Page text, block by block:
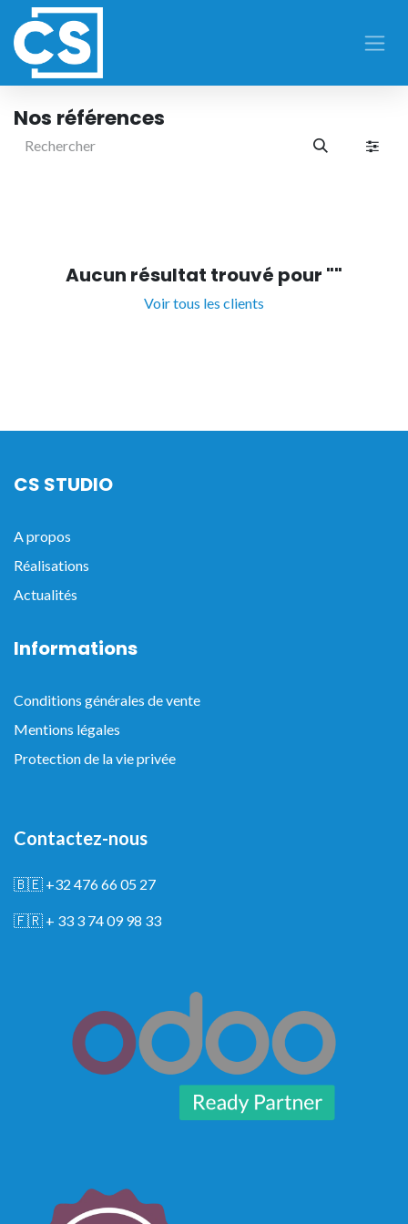
Se rendre au contenu
Nos références
Aucun résultat trouvé pour ""
Voir tous les clients
CS STUDIO
A propos
Réalisations
Actualités
Informations
Conditions générales de vente
Mentions légales
Protection de la vie privée
Contactez-nous
🇧🇪 +32 476 66 05 27
🇫🇷 + 33 3 74 09 98 33